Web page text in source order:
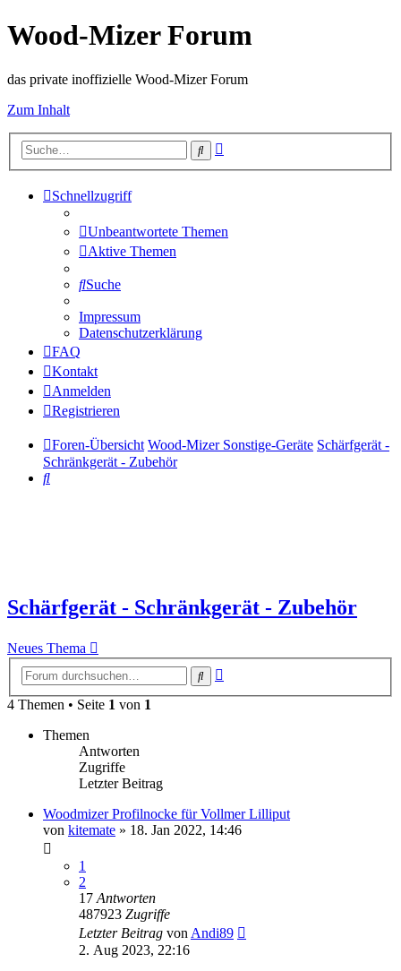
Wood-Mizer Forum
das private inoffizielle Wood-Mizer Forum
Zum Inhalt
Suche
Schnellzugriff
Unbeantwortete Themen
Aktive Themen
Suche
Impressum
Datenschutzerklärung
FAQ
Kontakt
Anmelden
Registrieren
Foren-Übersicht Wood-Mizer Sonstige-Geräte Schärfgerät -
Schränkgerät - Zubehör
Suche
Schärfgerät - Schränkgerät - Zubehör
Neues Thema
Suche
4 Themen • Seite 1 von 1
Themen
Antworten
Zugriffe
Letzter Beitrag
Woodmizer Profilnocke für Vollmer Lilliput
von kitemate » 18. Jan 2022, 14:46
1
2
17 Antworten
487923 Zugriffe
Letzter Beitrag von Andi89
2. Aug 2023, 22:16